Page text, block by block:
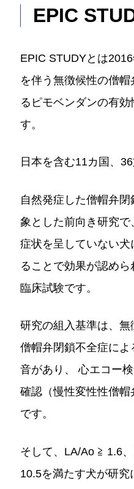
EPIC
EPIC STUDYとは
を伴う無徴候性の僧
るピモベンダンの有
す。
日本を含む11カ国、
自然発症した僧帽弁
象とした前向き研究
症状を呈していない
ることで効果が認め
臨床試験です。
研究の組入基準は、無
僧帽弁閉鎖不全症に
音があり、 心エコー
確認（慢性変性性僧
です。
そして、LA/Ao ≧ 1.6
10.5を満たす犬が研究